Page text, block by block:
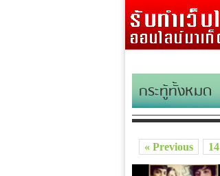
กระทู้ทั้งหมด
« Previous 14